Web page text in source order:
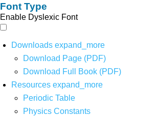
Font Type
Enable Dyslexic Font
Downloads expand_more
Download Page (PDF)
Download Full Book (PDF)
Resources expand_more
Periodic Table
Physics Constants